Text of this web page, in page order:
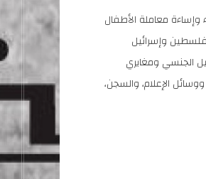
وإساءة معاملة الأطفال
وإسرائيل
الجنسي ومغايري
الإعلام، والسجن،